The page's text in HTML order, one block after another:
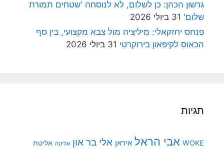
גרשון הכהן: כן לשלום, לא לנוסחה 'שטחים תמורת
שלום' 31 ביולי 2026
פנחס יחזקאלי: מיליציה מול צבא מקצועי, בין סף
הכאוס לקיפאון בירוקרטי 31 ביולי 2026
תגיות
WOKE אבי הראל איראן אלי בר און אליטה אליטת